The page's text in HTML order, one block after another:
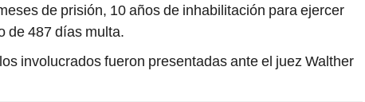
de prisión, 10 años de inhabilitación para ejercer
de 487 días multa.
involucrados fueron presentadas ante el juez Walther